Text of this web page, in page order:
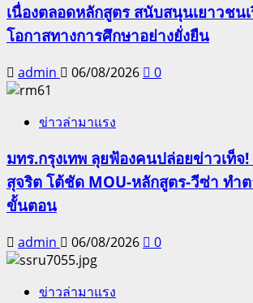
เนื่องตลอดหลักสูตร สนับสนุนเยาวชน
โอกาสทางการศึกษาอย่างยั่งยืน
admin 06/08/2026 0
ข่าวล่ามาแรง
มทร.กรุงเทพ ลุยฟ้องคนปล่อยข่าวเท็
สุจริต โต้ชัด MOU-หลักสูตร-วีซ่า ทำ
ขั้นตอน
admin 06/08/2026 0
ข่าวล่ามาแรง